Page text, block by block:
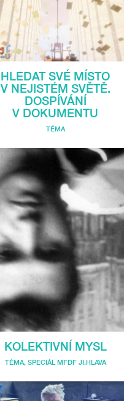
HLEDAT SVÉ MÍSTO
V NEJISTÉM SVĚTĚ.
DOSPÍVÁNÍ
V DOKUMENTU
TÉMA
KOLEKTIVNÍ MYSL
TÉMA, SPECIÁL MFDF JI.HLAVA